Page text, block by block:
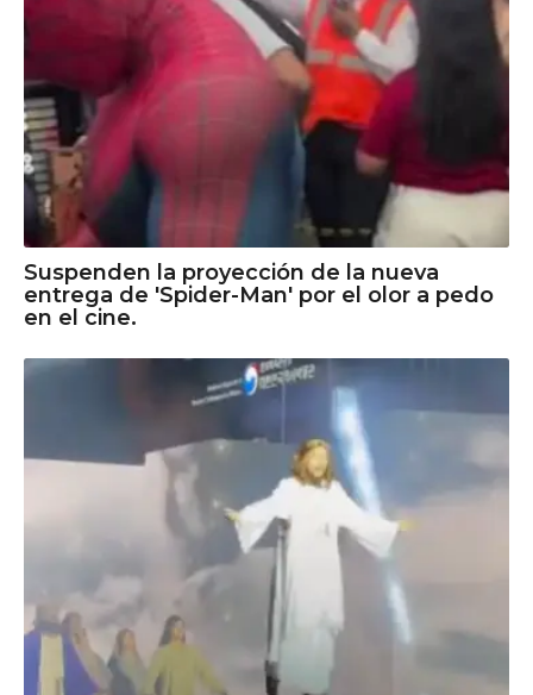
Suspenden la proyección de la nueva
entrega de 'Spider-Man' por el olor a pedo
en el cine.